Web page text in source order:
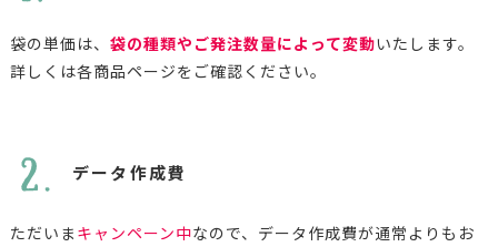
袋の単価は、 袋の種類やご発注数量によって変動いたします。
詳しくは各商品ページをご確認ください。
データ作成費
ただいま キャンペーン中なので、データ作成費が通常よりもお